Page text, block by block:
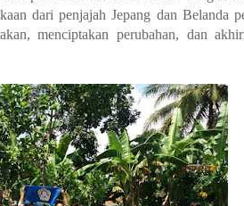
dari penjajah Jepang dan Belanda
menciptakan perubahan, dan